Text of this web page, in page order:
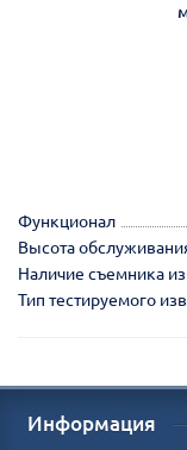
Функционал
Высота
Наличие съемника
Тип тестируемого
Информация